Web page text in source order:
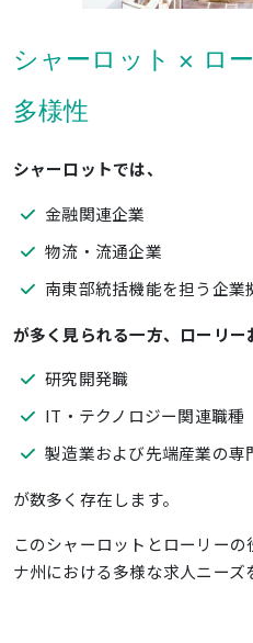
シャーロット × ロ
多様性
シャーロットでは、
金融関連企業
物流・流通企業
南東部統括機能を担う企業
が多く見られる一方、ローリー
研究開発職
IT・テクノロジー関連職種
製造業および先端産業の専
が数多く存在します。
このシャーロットとローリー
ナ州における多様な求人ニーズ